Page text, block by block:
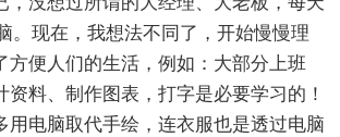
。现在，我想法不同了，开始慢慢理
方便人们的生活，例如：大部分上班
资料、制作图表，打字是必要学习的！
用电脑取代手绘，连衣服也是透过电脑